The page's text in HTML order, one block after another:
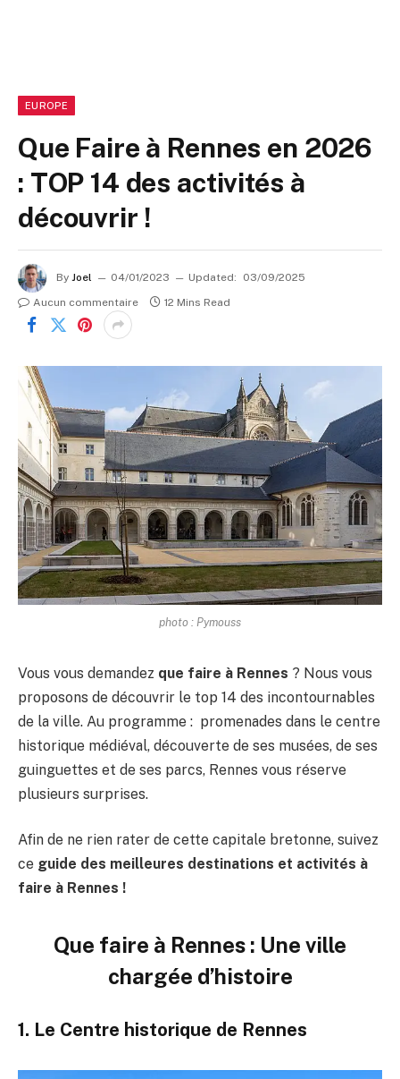
EUROPE
Que Faire à Rennes en 2026
: TOP 14 des activités à
découvrir !
By Joel 04/01/2023 Updated:
03/09/2025
Aucun commentaire
12 Mins Read
photo : Pymouss
Vous vous demandez que faire à Rennes ? Nous vous
proposons de découvrir le top 14 des incontournables
de la ville. Au programme : promenades dans le centre
historique médiéval, découverte de ses musées, de ses
guinguettes et de ses parcs, Rennes vous réserve
plusieurs surprises.
Afin de ne rien rater de cette capitale bretonne, suivez
ce guide des meilleures destinations et activités à
faire à Rennes !
Que faire à Rennes : Une ville
chargée d’histoire
1. Le Centre historique de Rennes